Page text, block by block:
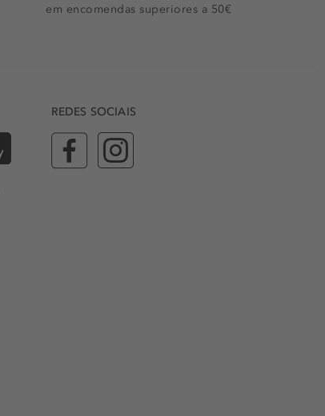
em encomendas superiores a 50€
REDES SOCIAIS